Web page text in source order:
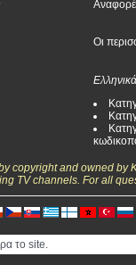
Οι
Ελληνικά
copyright and owned
TV channels. For all
το site.